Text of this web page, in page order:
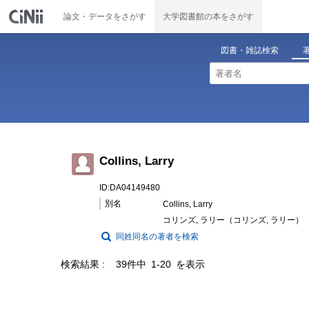
論文・データをさがす 大学図書館の本をさがす
図書・雑誌検索
Collins, Larry
ID:DA04149480
別名
Collins, Larry
コリンズ, ラリー（コリンズ, ラリー）
同姓同名の著者を検索
検索結果 39件中 1-20 を表示